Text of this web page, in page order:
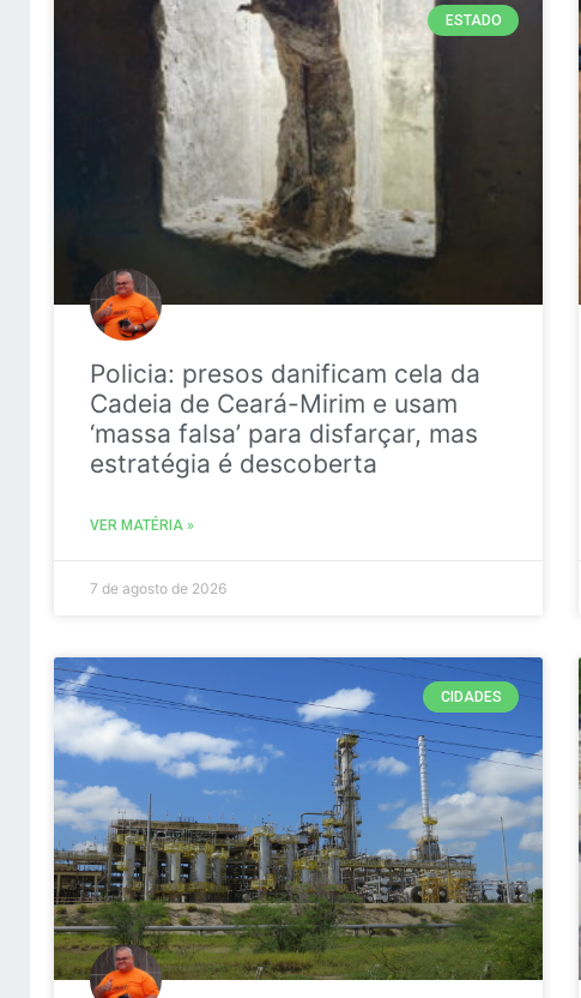
ESTADO
Policia: presos danificam cela da
Cadeia de Ceará-Mirim e usam
‘massa falsa’ para disfarçar, mas
estratégia é descoberta
VER MATÉRIA »
7 de agosto de 2026
CIDADES